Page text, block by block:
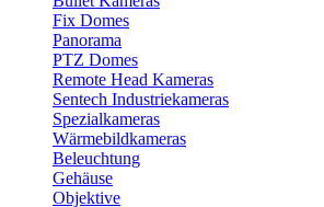
Fix Domes
Panorama
PTZ Domes
Remote Head Kameras
Sentech Industriekameras
Spezialkameras
Wärmebildkameras
Beleuchtung
Gehäuse
Objektive